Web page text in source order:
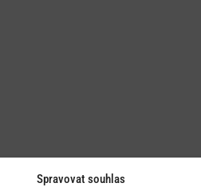
Spravovat souhlas